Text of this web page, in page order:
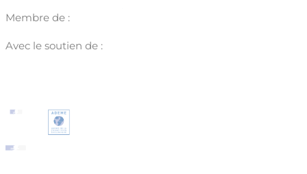
Membre de :
Avec le soutien de :